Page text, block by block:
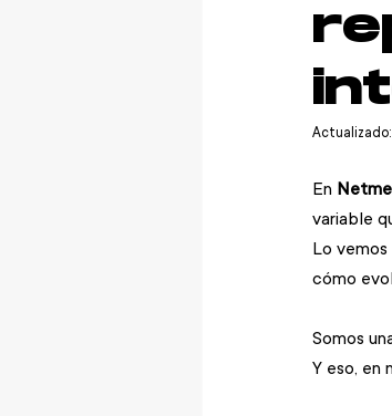
Actualizado:
En
variable
Lo
cómo
Somos
Y eso, en